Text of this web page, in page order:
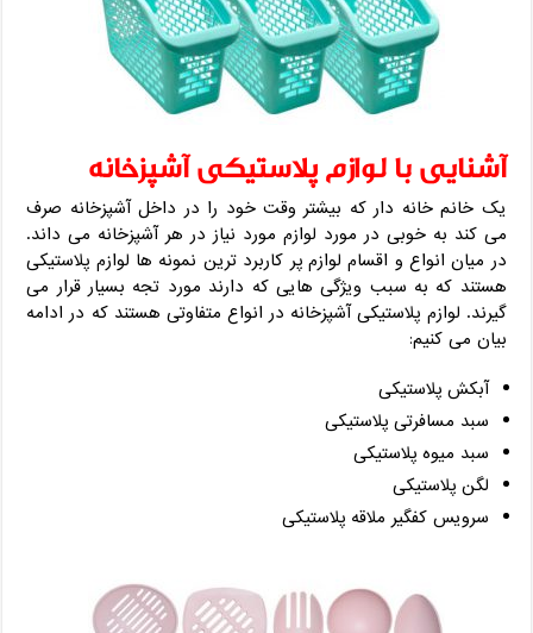
آشنایی با لوازم پلاستیکی آشپزخانه
یک خانم خانه دار که بیشتر وقت خود را در داخل آشپزخانه صرف
می کند به خوبی در مورد لوازم مورد نیاز در هر آشپزخانه می داند.
در میان انواع و اقسام لوازم پر کاربرد ترین نمونه ها لوازم پلاستیکی
هستند که به سبب ویژگی هایی که دارند مورد تجه بسیار قرار می
گیرند. لوازم پلاستیکی آشپزخانه در انواع متفاوتی هستند که در ادامه
بیان می کنیم:
آبکش پلاستیکی
سبد مسافرتی پلاستیکی
سبد میوه پلاستیکی
لگن پلاستیکی
سرویس کفگیر ملاقه پلاستیکی